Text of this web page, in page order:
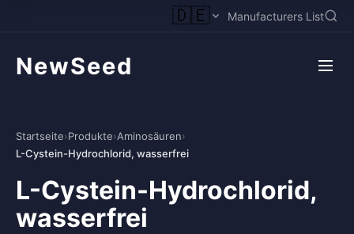
🇩🇪 Manufacturers List
NewSeed
Startseite›Produkte›Aminosäuren›
L-Cystein-Hydrochlorid, wasserfrei
L-Cystein-Hydrochlorid,
wasserfrei